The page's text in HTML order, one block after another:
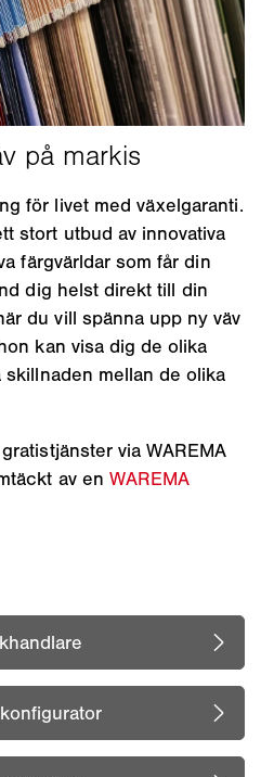
för livet med växelgaranti.
stort utbud av innovativa
färgvärldar som får din
dig helst direkt till din
du vill spänna upp ny väv
kan visa dig de olika
mellan de olika
via WAREMA
av en WAREMA